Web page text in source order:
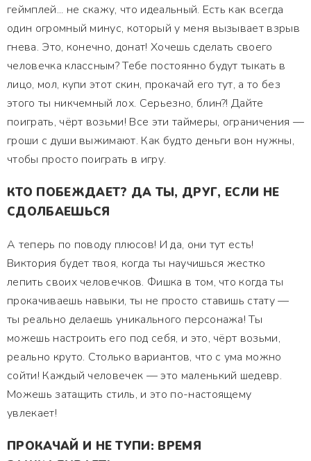
геймплей... не скажу, что идеальный. Есть как всегда
один огромный минус, который у меня вызывает взрыв
гнева. Это, конечно, донат! Хочешь сделать своего
человечка классным? Тебе постоянно будут тыкать в
лицо, мол, купи этот скин, прокачай его тут, а то без
этого ты никчемный лох. Серьезно, блин?! Дайте
поиграть, чёрт возьми! Все эти таймеры, ограничения —
гроши с души выжимают. Как будто деньги вон нужны,
чтобы просто поиграть в игру.
КТО ПОБЕЖДАЕТ? ДА ТЫ, ДРУГ, ЕСЛИ НЕ
СДОЛБАЕШЬСЯ
А теперь по поводу плюсов! И да, они тут есть!
Виктория будет твоя, когда ты научишься жестко
лепить своих человечков. Фишка в том, что когда ты
прокачиваешь навыки, ты не просто ставишь стату —
ты реально делаешь уникального персонажа! Ты
можешь настроить его под себя, и это, чёрт возьми,
реально круто. Столько вариантов, что с ума можно
сойти! Каждый человечек — это маленький шедевр.
Можешь затащить стиль, и это по-настоящему
увлекает!
ПРОКАЧАЙ И НЕ ТУПИ: ВРЕМЯ